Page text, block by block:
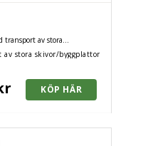
transport av stora
av stora skivor/byggplattor